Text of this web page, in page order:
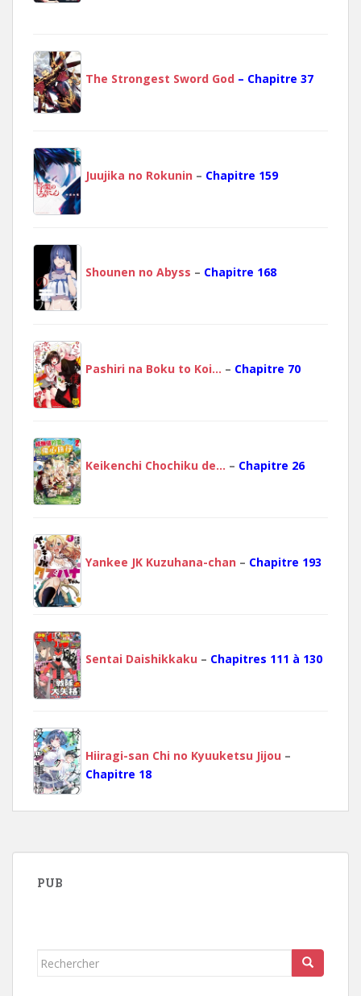
The Strongest Sword God – Chapitre 37
Juujika no Rokunin – Chapitre 159
Shounen no Abyss – Chapitre 168
Pashiri na Boku to Koi… – Chapitre 70
Keikenchi Chochiku de… – Chapitre 26
Yankee JK Kuzuhana-chan – Chapitre 193
Sentai Daishikkaku – Chapitres 111 à 130
Hiiragi-san Chi no Kyuuketsu Jijou –
Chapitre 18
PUB
Rechercher...